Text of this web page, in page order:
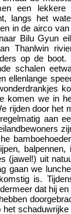
een lekkere
langs het
in de airco
Bilu Gyun
Thanlwin
op de
schalen
ellenlange
komen we in
rijden door het
aan
(jawel!) uit
gaan we
is.
dat hij
het